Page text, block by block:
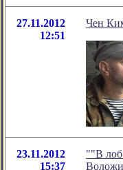
27.11.2012
12:51
Чен
23.11.2012
15:37
""В